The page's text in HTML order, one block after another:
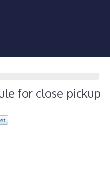
for close pickup